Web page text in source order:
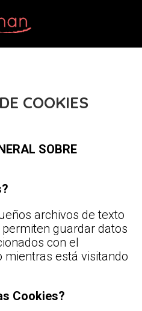
COOKIES
SOBRE
archivos de texto
guardar datos
con el
mientras está visitando
Cookies?